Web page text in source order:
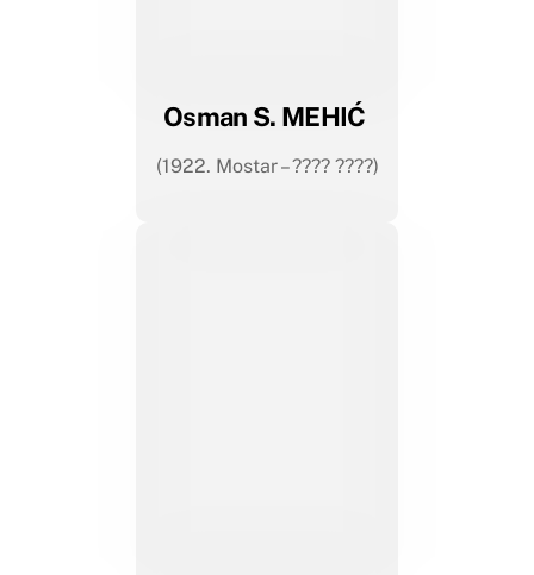
Osman S. MEHIĆ
(1922. Mostar – ???? ????)